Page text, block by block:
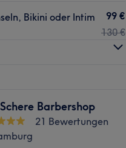
Zurück zur Salonansicht
Bikini oder Intim
99 €
130 €
Barbershop
21 Bewertungen